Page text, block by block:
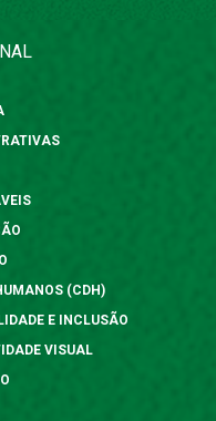
(CDH)
E INCLUSÃO
VISUAL